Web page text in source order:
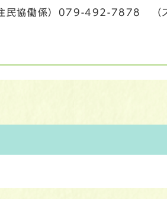
民協働係）079-492-7878 （ス